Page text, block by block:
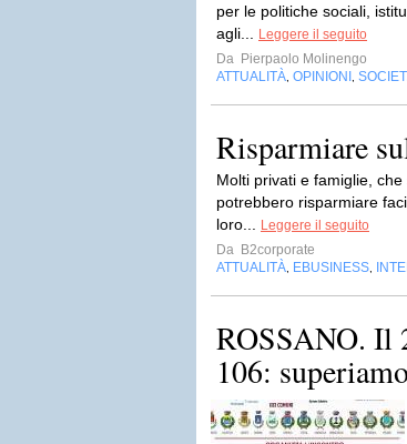
per le politiche sociali,
agli...
Leggere il seguito
Da Pierpaolo Molinengo
ATTUALITÀ OPINIONI
Risparmiare
Molti privati e famiglie,
potrebbero risparmiare
loro...
Leggere il seguito
Da B2corporate
ATTUALITÀ EBUSINESS
ROSSANO. Il
106: